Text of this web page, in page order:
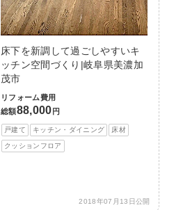
床下を新調して過ごしやすいキ
ッチン空間づくり|岐阜県美濃加
茂市
リフォーム費用
総額88,000 円
戸建て キッチン・ダイニング 床材
クッションフロア
2018年07月13日公開